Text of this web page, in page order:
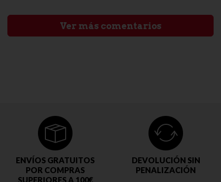
Ver más comentarios
ENVÍOS GRATUITOS
POR COMPRAS
SUPERIORES A 100€
DEVOLUCIÓN SIN
PENALIZACIÓN